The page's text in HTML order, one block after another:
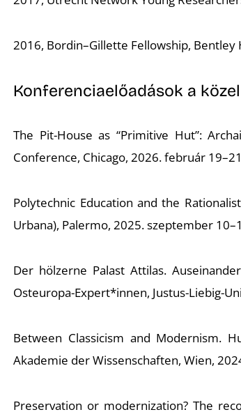
2016, Bordin–Gillette Fellowship,
Konferenciaelőadások a
The Pit-House as “Primitive Hut”:
Conference, Chicago, 2026. február
Polytechnic Education and the
Urbana), Palermo, 2025. szeptember
Der hölzerne Palast Attilas.
Osteuropa-Expert*innen, Justus-Liebig-
Between Classicism and Modernism.
Akademie der Wissenschaften, Wien,
Preservation or modernization? The